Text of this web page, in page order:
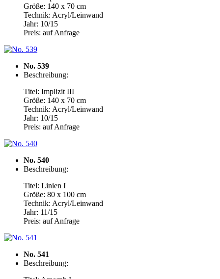
Größe: 140 x 70 cm
Technik: Acryl/Leinwand
Jahr: 10/15
Preis: auf Anfrage
No. 539
Beschreibung:
Titel: Implizit III
Größe: 140 x 70 cm
Technik: Acryl/Leinwand
Jahr: 10/15
Preis: auf Anfrage
No. 540
Beschreibung:
Titel: Linien I
Größe: 80 x 100 cm
Technik: Acryl/Leinwand
Jahr: 11/15
Preis: auf Anfrage
No. 541
Beschreibung: